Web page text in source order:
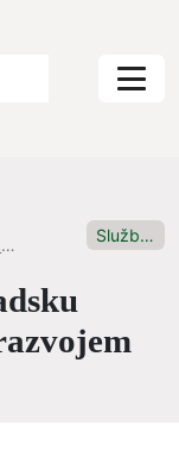
Gradske službe Služba za privredu, gradsku imovinu i upravljanje razvojem